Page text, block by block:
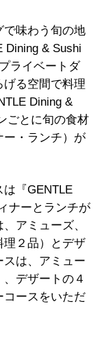
で味わう旬の地
Dining & Sushi
ライベートダ
る空間で料理
Dining &
ごとに旬の食材
ー・ランチ）が
『GENTLE
ナーとランチが
アミューズ、
理２品）とデザ
は、アミュー
デザートの４
コースをいただ